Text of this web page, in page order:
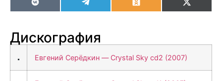
VK OdnoklassnikiX
Дискография
Евгений Серёдкин — Crystal Sky cd2 (2007)